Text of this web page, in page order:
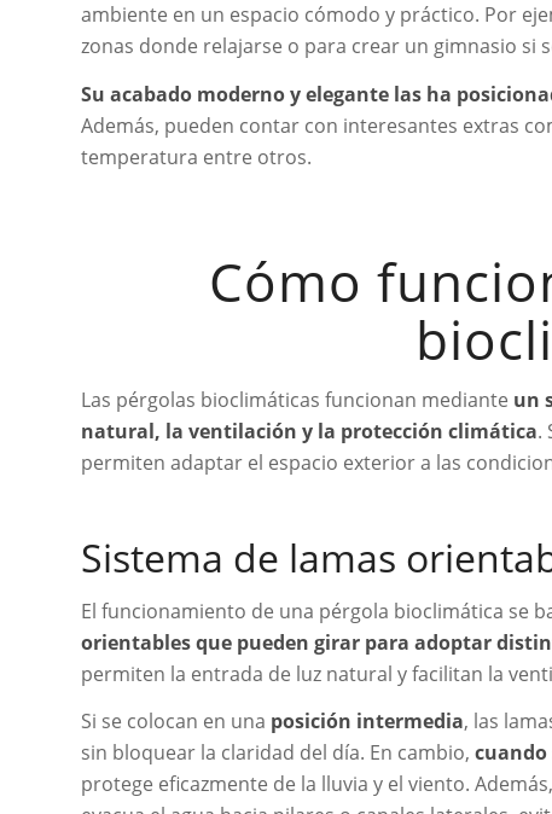
ambiente en un espacio cómodo y práctico. Por
zonas donde relajarse o para crear un gimnasio si
Su acabado moderno y elegante las ha
Además, pueden contar con interesantes extras
temperatura entre otros.
Cómo
Las pérgolas bioclimáticas funcionan mediante un
natural, la ventilación y la protección climática.
permiten adaptar el espacio exterior a las
Sistema de lamas
El funcionamiento de una pérgola bioclimática se
orientables que pueden girar para adoptar
permiten la entrada de luz natural y facilitan la
Si se colocan en una posición intermedia, las
sin bloquear la claridad del día. En cambio,
protege eficazmente de la lluvia y el viento.